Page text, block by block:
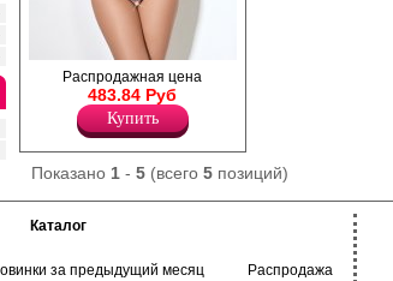
трусики с открытым
кружевной вставкой и
поясом из переплетённых
Распродажная цена
483.84 Руб
Купить
Показано 1- 5(всего 5позиций)
Каталог
за предыдущий месяц Распродажа